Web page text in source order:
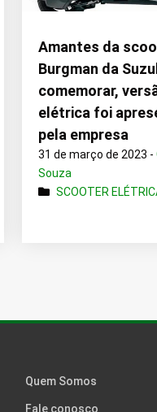
Amantes da
Burgman da
comemorar,
elétrica foi
pela empresa
31 de março de 2023 -
Souza
SCOOTER
Quem Somos
Fale conosco